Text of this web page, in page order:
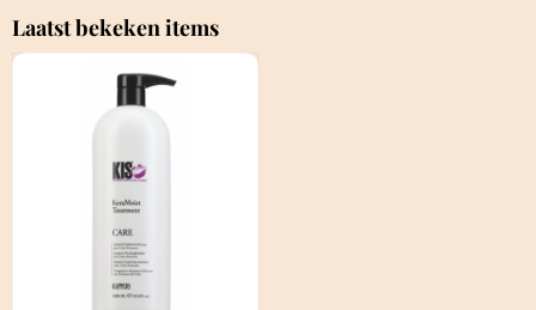
Laatst bekeken items